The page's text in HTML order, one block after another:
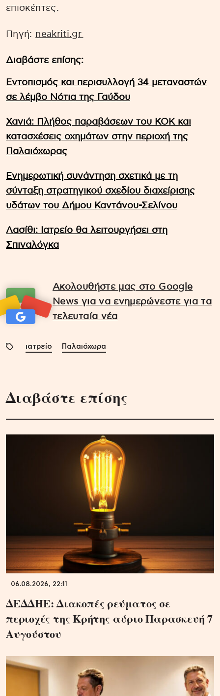
επισκέπτες.
Πηγή: neakriti.gr
Διαβάστε επίσης:
Εντοπισμός και περισυλλογή 34 μεταναστών
σε λέμβο Νότια της Γαύδου
Χανιά: Πλήθος παραβάσεων του ΚΟΚ και
κατασχέσεις οχημάτων στην περιοχή της
Παλαιόχωρας
Ενημερωτική συνάντηση σχετικά με τη
σύνταξη στρατηγικού σχεδίου διαχείρισης
υδάτων του Δήμου Καντάνου-Σελίνου
Λασίθι: Ιατρείο θα λειτουργήσει στη
Σπιναλόγκα
Ακολουθήστε μας στο Google
News για να ενημερώνεστε για τα
τελευταία νέα
ιατρείο Παλαιόχωρα
Διαβάστε επίσης
06.08.2026, 22:11
ΔΕΔΔΗΕ: Διακοπές ρεύματος σε
περιοχές της Κρήτης αύριο Παρασκευή 7
Αυγούστου